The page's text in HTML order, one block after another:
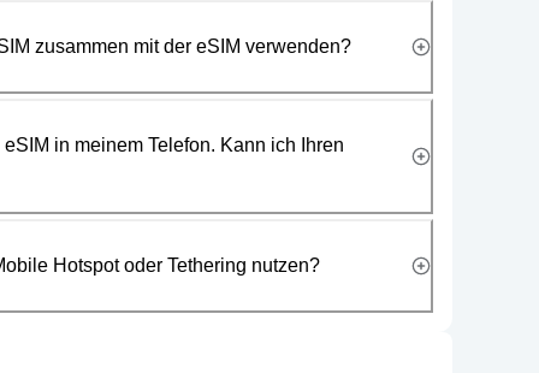
zusammen mit der eSIM verwenden?
in meinem Telefon. Kann ich Ihren
Hotspot oder Tethering nutzen?